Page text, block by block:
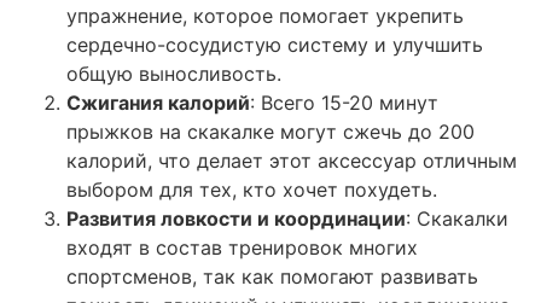
упражнение, которое помогает укрепить
сердечно-сосудистую систему и улучшить
общую выносливость.
Сжигания калорий: Всего 15-20 минут
прыжков на скакалке могут сжечь до 200
калорий, что делает этот аксессуар отличным
выбором для тех, кто хочет похудеть.
Развития ловкости и координации: Скакалки
входят в состав тренировок многих
спортсменов, так как помогают развивать